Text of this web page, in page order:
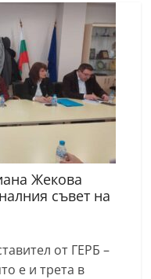
Жекова
съвет на
от ГЕРБ –
е и трета в